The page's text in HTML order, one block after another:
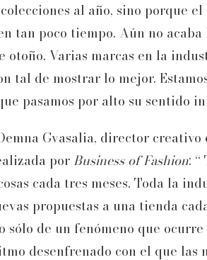
al año, sino porque
tan poco tiempo. Aún no
otoño. Varias marcas en la
tal de mostrar lo mejor.
pasamos por alto su sentido
Gvasalia, director
por Business of Fashion:
cada tres meses. Toda la
propuestas a una tienda
sólo de un fenómeno que
desenfrenado con el que las